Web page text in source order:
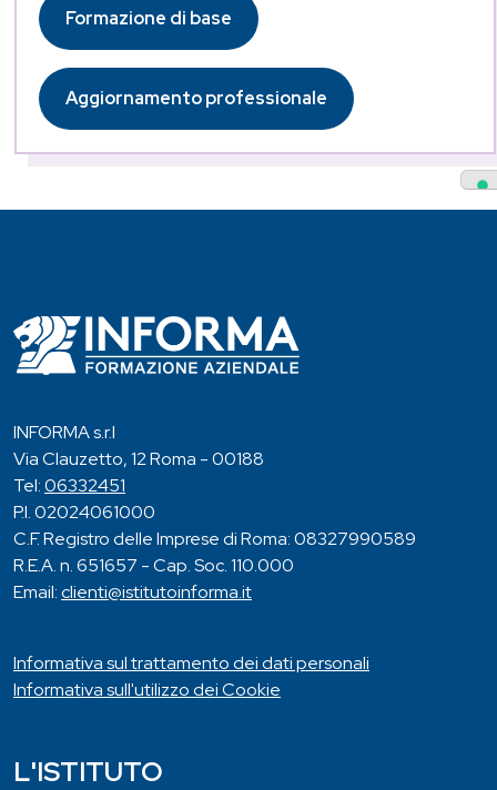
Formazione di base
Aggiornamento professionale
INFORMA s.r.l
Via Clauzetto, 12 Roma - 00188
Tel:06332451
P.I. 02024061000
C.F. Registro delle Imprese di Roma: 08327990589
R.E.A. n. 651657 - Cap. Soc. 110.000
Email:clienti@istitutoinforma.it
Informativa sul trattamento dei dati personali
Informativa sull'utilizzo dei Cookie
L'ISTITUTO